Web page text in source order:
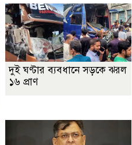
দুই ঘণ্টার ব্যবধানে সড়কে ঝরল
১৬ প্রাণ